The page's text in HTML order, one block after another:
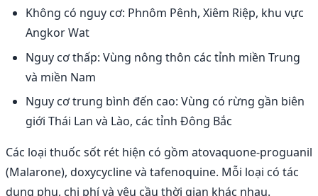
Không có nguy cơ: Phnôm Pênh, Xiêm Riệp, khu vực
Angkor Wat
Nguy cơ thấp: Vùng nông thôn các tỉnh miền Trung
và miền Nam
Nguy cơ trung bình đến cao: Vùng có rừng gần biên
giới Thái Lan và Lào, các tỉnh Đông Bắc
Các loại thuốc sốt rét hiện có gồm atovaquone-proguanil
(Malarone), doxycycline và tafenoquine. Mỗi loại có tác
dụng phụ, chi phí và yêu cầu thời gian khác nhau.